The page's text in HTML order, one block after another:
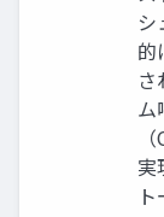
シ
的
さ
ム
実